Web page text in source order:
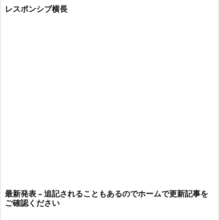
レスポンシブ横長
最新発表 – 追記されることもあるのでホームで更新記事を
ご確認ください